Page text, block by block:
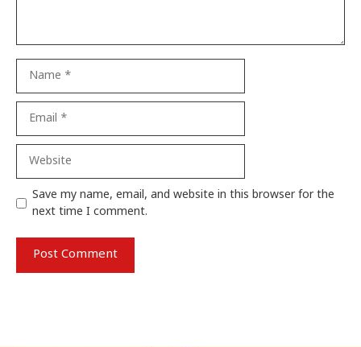
Save my name, email, and website in this browser for the
next time I comment.